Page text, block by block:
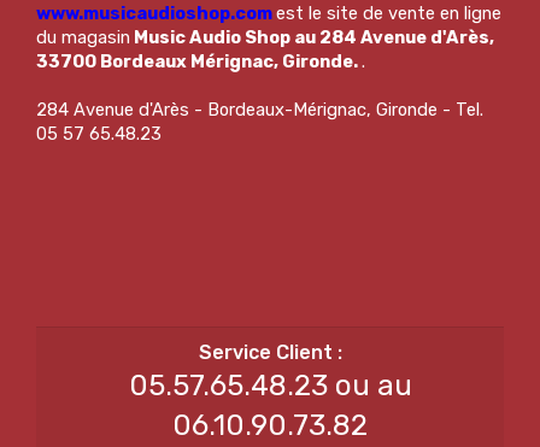
www.musicaudioshop.comest le site de vente en ligne
du magasin Music Audio Shop au 284 Avenue d'Arès,
33700 Bordeaux Mérignac, Gironde..
284 Avenue d'Arès - Bordeaux-Mérignac, Gironde - Tel.
05 57 65.48.23
05.57.65.48.23 ou au
06.10.90.73.82